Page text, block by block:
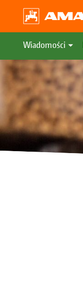
Wiadomości